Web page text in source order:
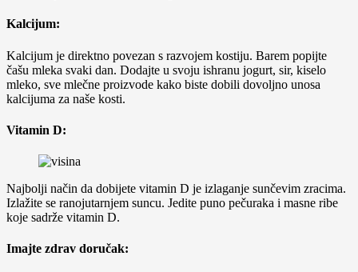
Kalcijum:
Kalcijum je direktno povezan s razvojem kostiju. Barem popijte
čašu mleka svaki dan. Dodajte u svoju ishranu jogurt, sir, kiselo
mleko, sve mlečne proizvode kako biste dobili dovoljno unosa
kalcijuma za naše kosti.
Vitamin D:
Najbolji način da dobijete vitamin D je izlaganje sunčevim zracima.
Izlažite se ranojutarnjem suncu. Jedite puno pečuraka i masne ribe
koje sadrže vitamin D.
Imajte zdrav doručak: